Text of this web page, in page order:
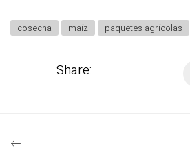
cosecha maíz paquetes agrícolas
Share: